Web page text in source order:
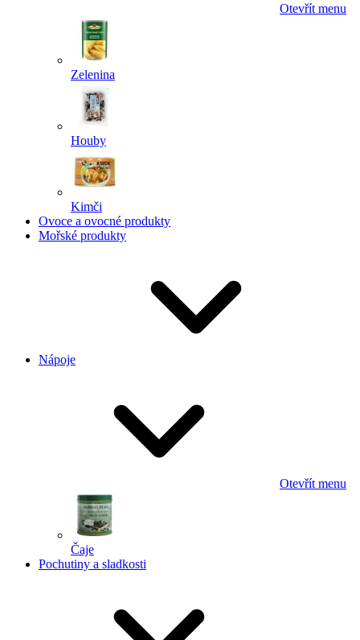
Otevřít menu
Zelenina
Houby
Kimči
Ovoce a ovocné produkty
Mořské produkty
Nápoje
Otevřít menu
Čaje
Pochutiny a sladkosti